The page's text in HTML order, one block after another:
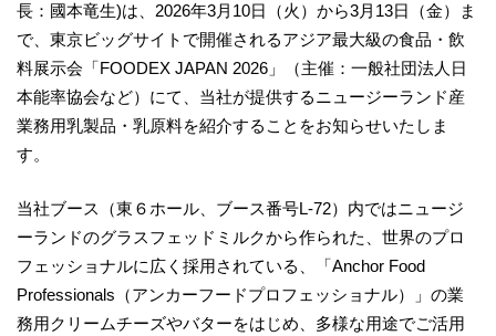
長：國本竜生)は、2026年3月10日（火）から3月13日（金）ま
で、東京ビッグサイトで開催されるアジア最大級の食品・飲
料展示会「FOODEX JAPAN 2026」（主催：一般社団法人日
本能率協会など）にて、当社が提供するニュージーランド産
業務用乳製品・乳原料を紹介することをお知らせいたしま
す。
当社ブース（東６ホール、ブース番号L-72）内ではニュージ
ーランドのグラスフェッドミルクから作られた、世界のプロ
フェッショナルに広く採用されている、「Anchor Food
Professionals（アンカーフードプロフェッショナル）」の業
務用クリームチーズやバターをはじめ、多様な用途でご活用